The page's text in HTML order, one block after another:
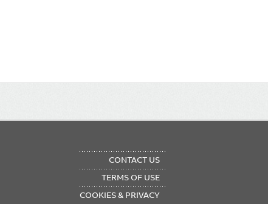
CONTACT US
TERMS OF USE
COOKIES & PRIVACY